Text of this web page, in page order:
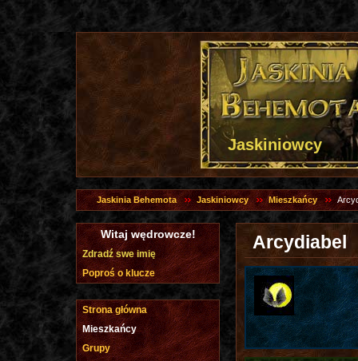
Jaskiniowcy
Jaskinia Behemota Jaskiniowcy Mieszkańcy
Arcydiabel
Witaj wędrowcze!
Zdradź swe imię
Poproś o klucze
Strona główna
Mieszkańcy
Grupy